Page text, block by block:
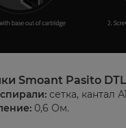
Smoant Pasito
сетка, кантал А1
0,6 Ом.